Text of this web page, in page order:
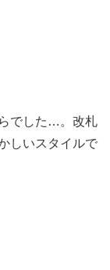
でした…。改札
しいスタイルで